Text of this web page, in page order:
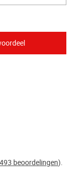
493 beoordelingen).